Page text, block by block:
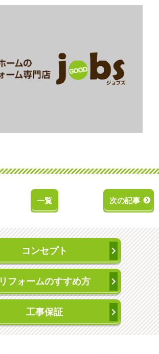
一覧 次の記事
コンセプト
リフォームのすすめ方
工事保証